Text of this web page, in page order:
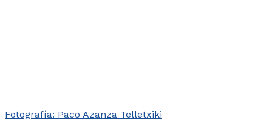
Fotografía: Paco Azanza Telletxiki